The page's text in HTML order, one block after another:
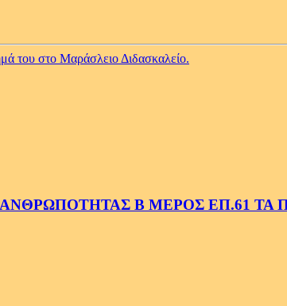
του στο Μαράσλειο Διδασκαλείο.
Β ΜΕΡΟΣ ΕΠ.61 ΤΑ